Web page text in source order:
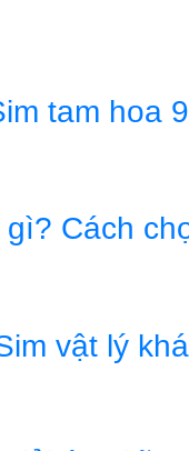
tam hoa
Cách
vật lý